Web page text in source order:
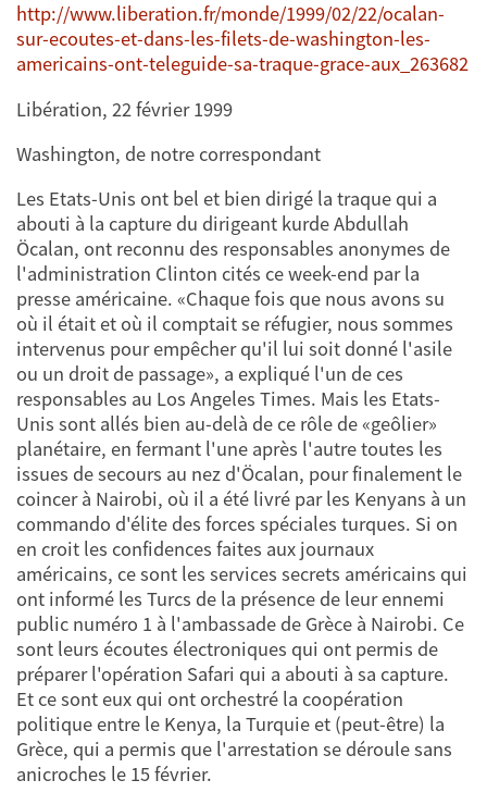
http://www.liberation.fr/monde/1999/02/22/ocalan-
sur-ecoutes-et-dans-les-filets-de-washington-les-
americains-ont-teleguide-sa-traque-grace-aux_263682
Libération, 22 février 1999
Washington, de notre correspondant
Les Etats-Unis ont bel et bien dirigé la traque qui a
abouti à la capture du dirigeant kurde Abdullah
Öcalan, ont reconnu des responsables anonymes de
l'administration Clinton cités ce week-end par la
presse américaine. «Chaque fois que nous avons su
où il était et où il comptait se réfugier, nous sommes
intervenus pour empêcher qu'il lui soit donné l'asile
ou un droit de passage», a expliqué l'un de ces
responsables au Los Angeles Times. Mais les Etats-
Unis sont allés bien au-delà de ce rôle de «geôlier»
planétaire, en fermant l'une après l'autre toutes les
issues de secours au nez d'Öcalan, pour finalement le
coincer à Nairobi, où il a été livré par les Kenyans à un
commando d'élite des forces spéciales turques. Si on
en croit les confidences faites aux journaux
américains, ce sont les services secrets américains qui
ont informé les Turcs de la présence de leur ennemi
public numéro 1 à l'ambassade de Grèce à Nairobi. Ce
sont leurs écoutes électroniques qui ont permis de
préparer l'opération Safari qui a abouti à sa capture.
Et ce sont eux qui ont orchestré la coopération
politique entre le Kenya, la Turquie et (peut-être) la
Grèce, qui a permis que l'arrestation se déroule sans
anicroches le 15 février.